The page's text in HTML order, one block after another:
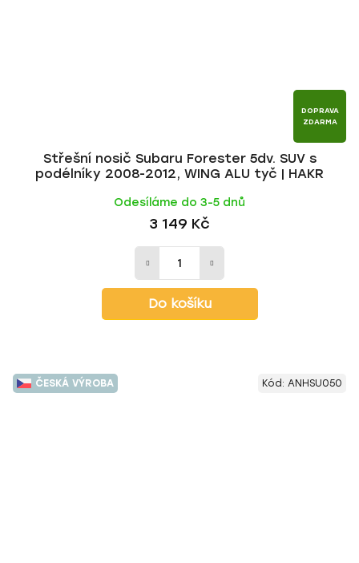
DOPRAVA
ZDARMA
Střešní nosič Subaru Forester 5dv. SUV s
podélníky 2008-2012, WING ALU tyč | HAKR
Odesíláme do 3-5 dnů
3 149 Kč
Do košíku
ČESKÁ VÝROBA Kód: ANHSU050